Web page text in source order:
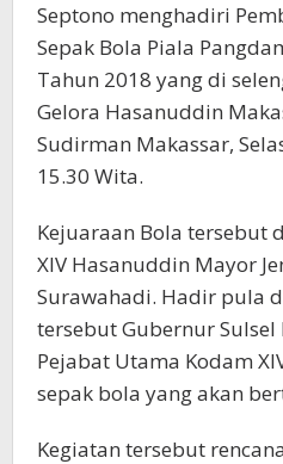
Septono menghadiri
Sepak Bola Piala
Tahun 2018 yang di
Gelora Hasanuddin
Sudirman Makassar,
15.30 Wita.
Kejuaraan Bola tersebut
XIV Hasanuddin Mayor
Surawahadi. Hadir pula
tersebut Gubernur
Pejabat Utama Kodam
sepak bola yang akan
Kegiatan tersebut